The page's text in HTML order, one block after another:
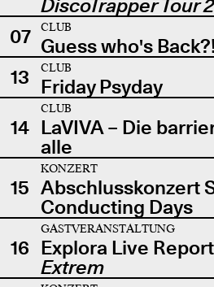
DiscoTrapper Tour
07
CLUB
Guess who's
13
CLUB
Friday Psyday
14
CLUB
LaVIVA – Die
alle
15
KONZERT
Abschlusskonzert
Conducting Days
16
GASTVERANSTALTUNG
Explora Live
Extrem